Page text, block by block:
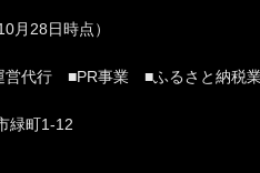
月28日時点）
営代行 ■PR事業 ■ふるさと納税
緑町1-12